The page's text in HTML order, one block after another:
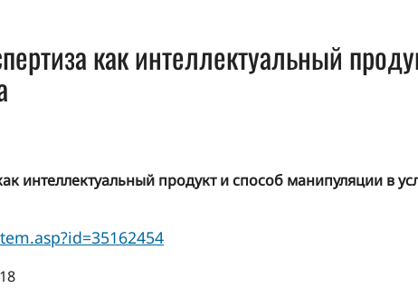
как интеллектуальный
интеллектуальный продукт и способ манипуляции в